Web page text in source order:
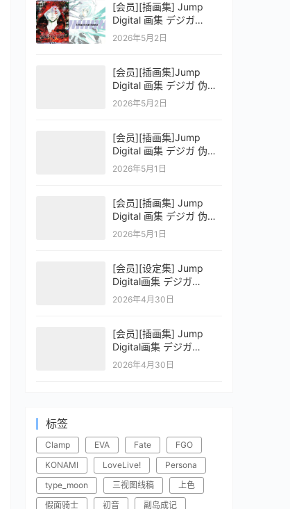
[会员][插画集] Jump
Digital 画集 デジガ
D.Gray-man
2026年5月2日
[会员][插画集]Jump
Digital 画集 デジガ 伪恋
ニセコイ 3
2026年5月2日
[会员][插画集]Jump
Digital 画集 デジガ 伪恋
ニセコイ 2
2026年5月1日
[会员][插画集] Jump
Digital 画集 デジガ 伪恋
ニセコイ 1
2026年5月1日
[会员][设定集] Jump
Digital画集 デジガ
CLAYMORE 2
2026年4月30日
[会员][插画集] Jump
Digital画集 デジガ
CLAYMORE 1
2026年4月30日
标签
Clamp EVA Fate
FGO
KONAMI
LoveLive!
Persona
type_moon
三视图线稿
上色
假面骑士
初音
副岛成记